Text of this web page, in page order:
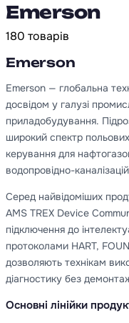
Emerson
180 товарів
Emerson
Emerson — глобальна
досвідом у галузі
приладобудування.
широкий спектр
керування для
водопровідно-
Серед найвідоміших
AMS TREX Device
підключення до
протоколами HART,
дозволяють технікам
діагностику без
Основні лінійки